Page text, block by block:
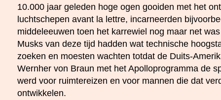
10.000 jaar geleden hoge ogen gooiden met het
luchtschepen avant la lettre, incarneerden
middeleeuwen toen het karrewiel nog maar net
Musks van deze tijd hadden wat technische
zoeken en moesten wachten totdat de Duits-
Wernher von Braun met het Apolloprogramma de
werd voor ruimtereizen en voor mannen die dat
ontwikkelen.